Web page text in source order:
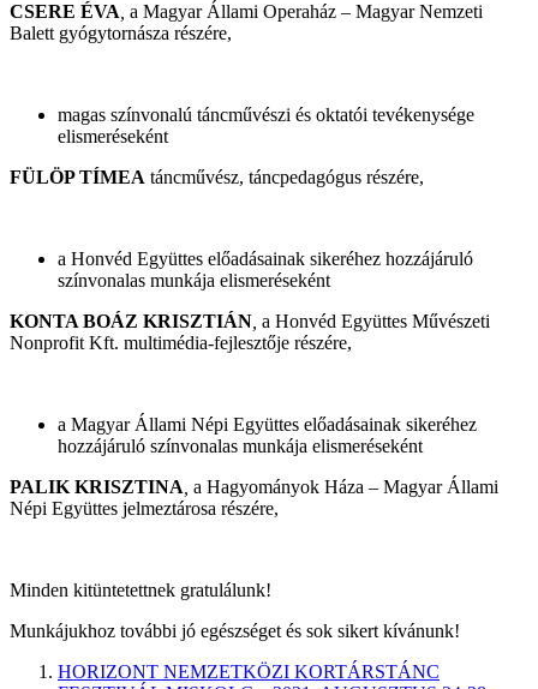
CSERE ÉVA, a Magyar Állami Operaház – Magyar Nemzeti
Balett gyógytornásza részére,
magas színvonalú táncművészi és oktatói tevékenysége
elismeréseként
FÜLÖP TÍMEA táncművész, táncpedagógus részére,
a Honvéd Együttes előadásainak sikeréhez hozzájáruló
színvonalas munkája elismeréseként
KONTA BOÁZ KRISZTIÁN, a Honvéd Együttes Művészeti
Nonprofit Kft. multimédia-fejlesztője részére,
a Magyar Állami Népi Együttes előadásainak sikeréhez
hozzájáruló színvonalas munkája elismeréseként
PALIK KRISZTINA, a Hagyományok Háza – Magyar Állami
Népi Együttes jelmeztárosa részére,
Minden kitüntetettnek gratulálunk!
Munkájukhoz további jó egészséget és sok sikert kívánunk!
HORIZONT NEMZETKÖZI KORTÁRSTÁNC